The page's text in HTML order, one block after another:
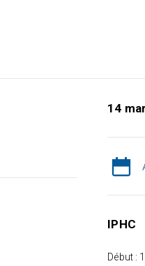
14
IPHC
Début :